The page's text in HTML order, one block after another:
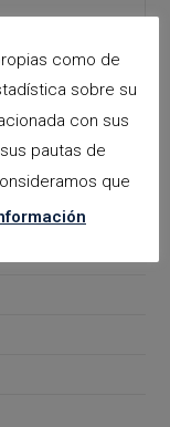
field empty.
como de
sobre su
con sus
pautas de
que